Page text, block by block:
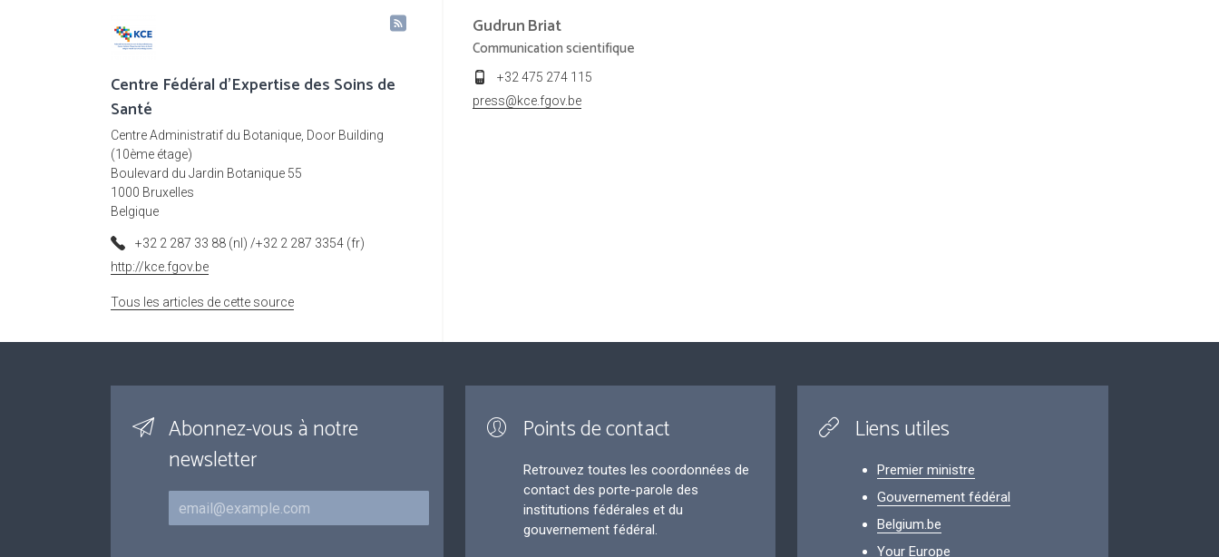
Centre Fédéral d'Expertise des Soins de
Santé
Centre Administratif du Botanique, Door Building
(10ème étage)
Boulevard du Jardin Botanique 55
1000 Bruxelles
Belgique
+32 2 287 33 88 (nl) /+32 2 287 3354 (fr)
http://kce.fgov.be
Tous les articles de cette source
GudrunBriat
Communication scientifique
+32 475 274 115
press@kce.fgov.be
Abonnez-vous à notre
newsletter
Courriel
Points de contact
Retrouvez toutes les coordonnées de
contact des porte-parole des
institutions fédérales et du
gouvernement fédéral.
Liens utiles
Premier ministre
Gouvernement fédéral
Belgium.be
Your Europe